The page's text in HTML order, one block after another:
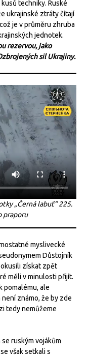
techniky. Ruské
ukrajinské ztráty čítají
je v průměru zhruba
jednotek.
rezervou, jako
sil Ukrajiny.
„Černá labuť“ 225.
praporu
myslivecké
Důstojník
získat zpět
měli v minulosti přijít.
pomalému, ale
známo, že by zde
tedy nemůžeme
ruským vojákům
však setkali s